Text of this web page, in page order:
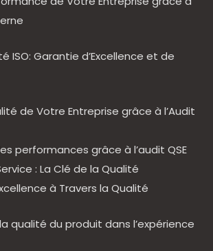
ISO: Garantie d’Excellence et de
de Votre Entreprise grâce à l’Audit
performances grâce à l’audit QSE
: La Clé de la Qualité
à Travers la Qualité
qualité du produit dans l’expérience